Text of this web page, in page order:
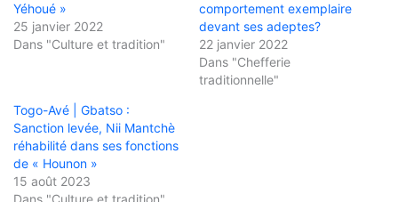
Yéhoué »
25 janvier 2022
Dans "Culture et tradition"
comportement exemplaire
devant ses adeptes?
22 janvier 2022
Dans "Chefferie
traditionnelle"
Togo-Avé | Gbatso :
Sanction levée, Nii Mantchè
réhabilité dans ses fonctions
de « Hounon »
15 août 2023